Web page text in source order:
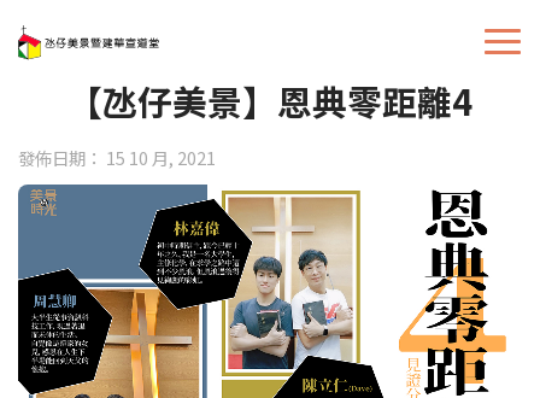
【氹仔美景】恩典零距離4
發佈日期： 15 10 月, 2021